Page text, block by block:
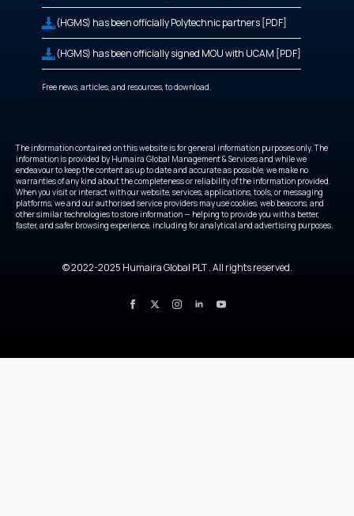
(HGMS) has been officially Polytechnic partners [PDF]
(HGMS) has been officially signed MOU with UCAM [PDF]
Free news, articles, and resources, to download.
The information contained on this website is for general information purposes only. The
information is provided by Humaira Global Management & Services and while we
endeavour to keep the content as up to date and accurate as possible, we make no
warranties of any kind about the completeness or reliability of the information provided.
When you visit or interact with our website, services, applications, tools, or messaging
platforms, we and our authorised service providers may use cookies, web beacons, and
other similar technologies to store information — helping to provide you with a better,
faster, and safer browsing experience, including for analytical and advertising purposes.
© 2022-2025 Humaira Global PLT . All rights reserved.